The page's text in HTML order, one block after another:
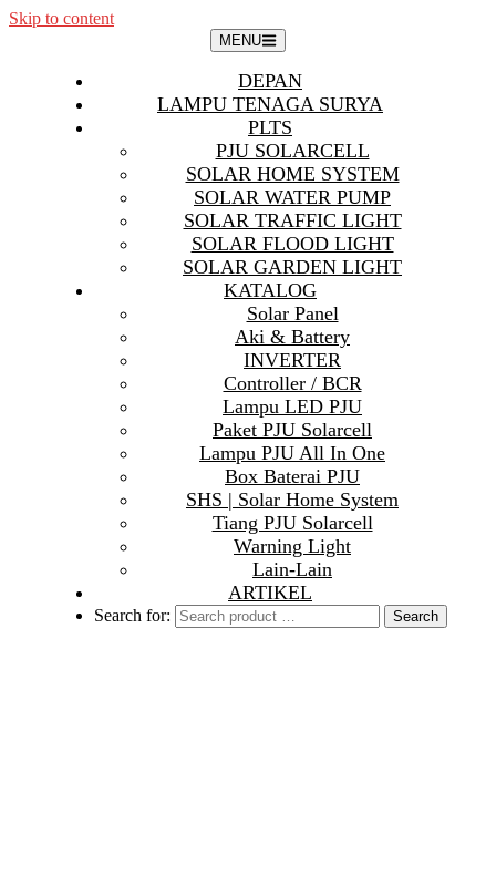
Skip to content
MENU
DEPAN
LAMPU TENAGA SURYA
PLTS
PJU SOLARCELL
SOLAR HOME SYSTEM
SOLAR WATER PUMP
SOLAR TRAFFIC LIGHT
SOLAR FLOOD LIGHT
SOLAR GARDEN LIGHT
KATALOG
Solar Panel
Aki & Battery
INVERTER
Controller / BCR
Lampu LED PJU
Paket PJU Solarcell
Lampu PJU All In One
Box Baterai PJU
SHS | Solar Home System
Tiang PJU Solarcell
Warning Light
Lain-Lain
ARTIKEL
Search for: